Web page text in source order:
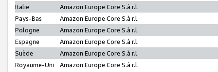
Italie
Amazon Europe Core S.à r.l.
Pays-Bas
Amazon Europe Core S.à r.l.
Pologne
Amazon Europe Core S.à r.l.
Espagne
Amazon Europe Core S.à r.l.
Suède
Amazon Europe Core S.à r.l.
Royaume-Uni
Amazon Europe Core S.à r.l.